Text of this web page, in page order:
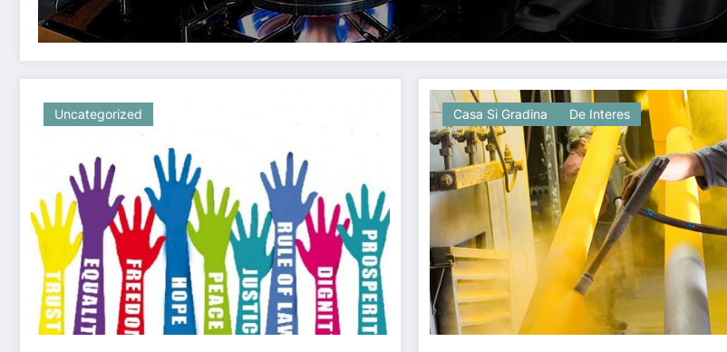
Uncategorized Casa Si Gradina De Interes